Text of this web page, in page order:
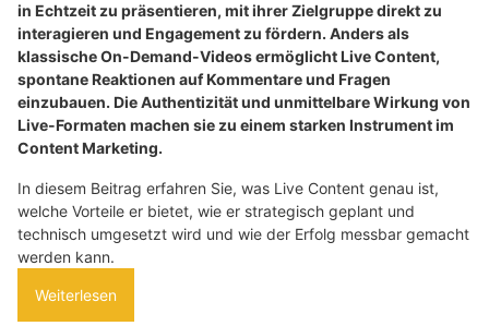
in Echtzeit zu präsentieren, mit ihrer Zielgruppe direkt zu
interagieren und Engagement zu fördern. Anders als
klassische On-Demand-Videos ermöglicht Live Content,
spontane Reaktionen auf Kommentare und Fragen
einzubauen. Die Authentizität und unmittelbare Wirkung von
Live-Formaten machen sie zu einem starken Instrument im
Content Marketing.
In diesem Beitrag erfahren Sie, was Live Content genau ist,
welche Vorteile er bietet, wie er strategisch geplant und
technisch umgesetzt wird und wie der Erfolg messbar gemacht
werden kann.
Weiterlesen